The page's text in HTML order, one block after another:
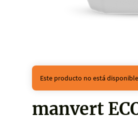
Este producto no está
manvert